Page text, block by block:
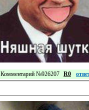
Комментарий №926207 R0